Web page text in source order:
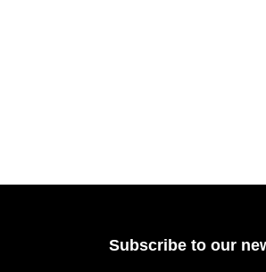
Subscribe to our